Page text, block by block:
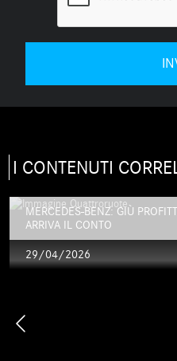
I CONTENUTI
MERCEDES-BENZ: GIÙ
ARRIVA IL CONTO
29/04/2026